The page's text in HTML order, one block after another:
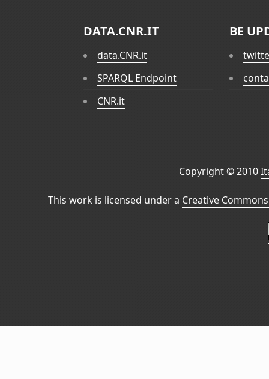
DATA.CNR.IT
data.CNR.it
SPARQL Endpoint
CNR.it
BE
Copyright © 2010
This work is licensed under a Creative